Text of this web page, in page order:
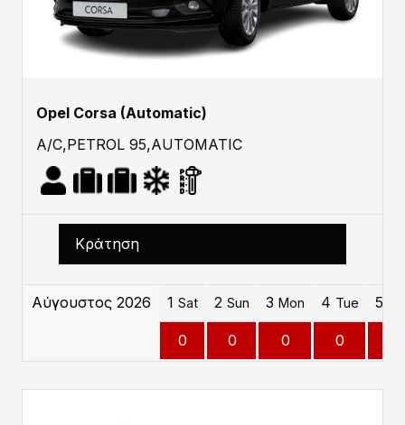
Opel Corsa (Automatic)
A/C,PETROL 95,AUTOMATIC
Κράτηση
Αύγουστος 2026 1 Sat 2 Sun 3 Mon 4 Tue 5
0 0 0 0